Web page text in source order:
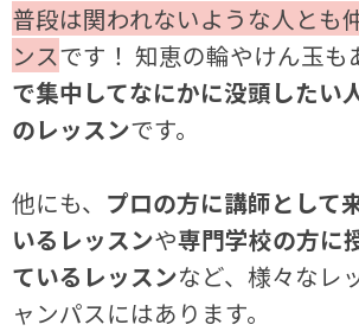
普段は関われないような人とも
ンスです！ 知恵の輪やけん玉も
で集中してなにかに没頭したい
のレッスンです。
他にも、 プロの方に講師として
いるレッスンや専門学校の方に
ているレッスンなど、様々なレ
ャンパスにはあります。